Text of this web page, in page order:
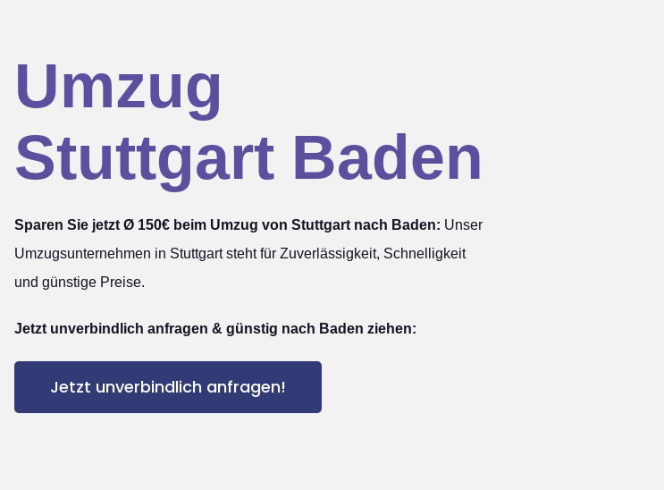
Umzug
Stuttgart Baden
Sparen Sie jetzt Ø 150€ beim Umzug von Stuttgart nach Baden: Unser
Umzugsunternehmen in Stuttgart steht für Zuverlässigkeit, Schnelligkeit
und günstige Preise.
Jetzt unverbindlich anfragen & günstig nach Baden ziehen:
Jetzt unverbindlich anfragen!